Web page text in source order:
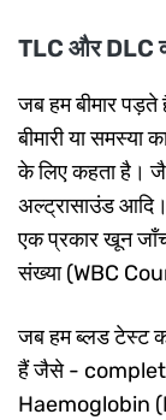
TLC और DLC
जब हम बीमार पड़ते
बीमारी या
के लिए कहता है।
अल्ट्रासाउंड
एक प्रकार खून
संख्या (WBC
जब हम ब्लड टेस्ट
हैं जैसे -
Haemoglobin